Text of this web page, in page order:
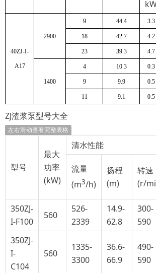
kW
40ZJ-I-
A17
2900
9 44.4 3.3
18 42.7 4.2
23 39.3 4.7
1400
4 10.3 0.3
9 9.9 0.5
11 9.1 0.5
ZJ渣浆泵型号大全
左右滑动查看完整表格
型号
最大
功率
(kW)
清水性能
流量
(m3/h)
扬程
(m)
转速
(r/min)
350ZJ-
I-F100
560
526-
2339
14.9-
62.8
300-
590
350ZJ-
I-
C104
560
1335-
3300
36.6-
66.9
490-
590